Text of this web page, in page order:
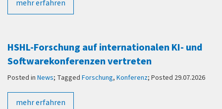
mehr erfahren
HSHL-Forschung auf internationalen KI- und
Softwarekonferenzen vertreten
Posted in News; Tagged Forschung, Konferenz; Posted 29.07.2026
mehr erfahren